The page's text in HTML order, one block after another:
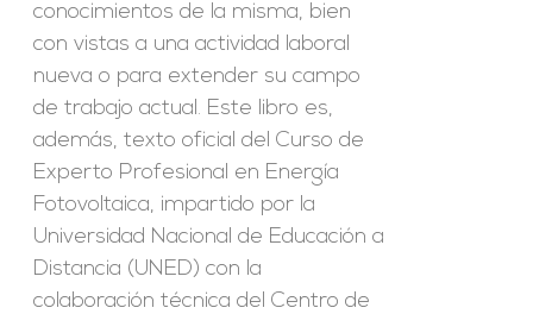
conocimientos de la misma, bien
con vistas a una actividad laboral
nueva o para extender su campo
de trabajo actual. Este libro es,
además, texto oficial del Curso de
Experto Profesional en Energía
Fotovoltaica, impartido por la
Universidad Nacional de Educación a
Distancia (UNED) con la
colaboración técnica del Centro de